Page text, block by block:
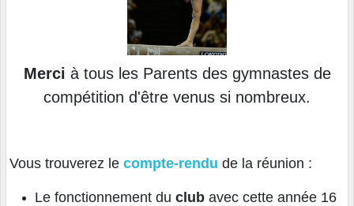
Merci à tous les Parents des gymnastes de
compétition d'être venus si nombreux.
Vous trouverez le compte-rendu de la réunion :
Le fonctionnement du club avec cette année 16